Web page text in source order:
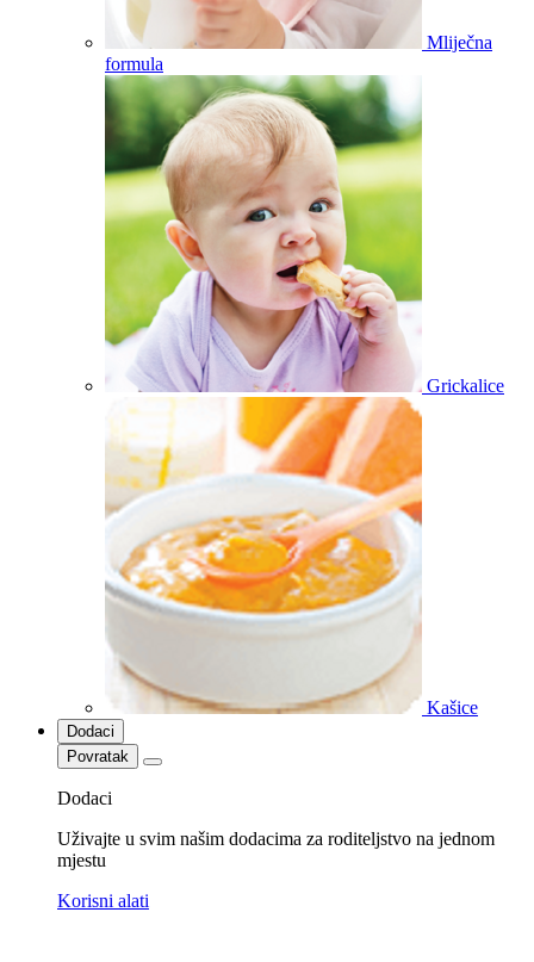
Mliječna
formula
Grickalice
Kašice
Dodaci
Povratak
Dodaci
Uživajte u svim našim dodacima za roditeljstvo na jednom
mjestu
Korisni alati